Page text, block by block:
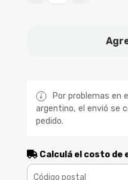
Por problemas en
argentino, el envió se
pedido.
Calculá el costo de